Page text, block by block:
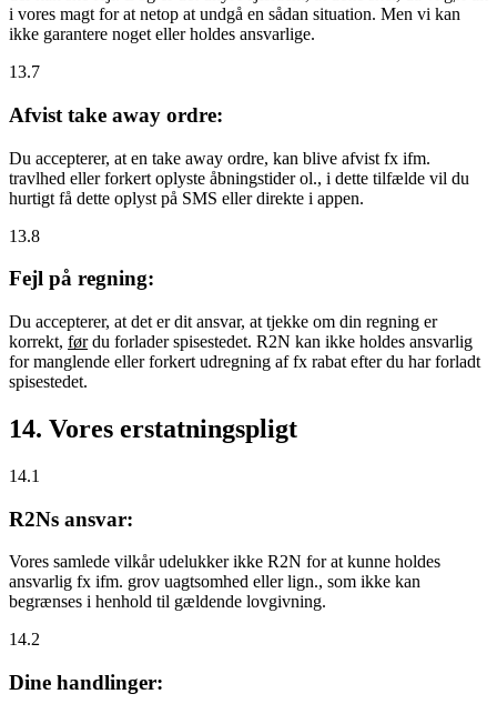
i vores magt for at netop at undgå en sådan situation. Men vi kan
ikke garantere noget eller holdes ansvarlige.
13.7
Afvist take away ordre:
Du accepterer, at en take away ordre, kan blive afvist fx ifm.
travlhed eller forkert oplyste åbningstider ol., i dette tilfælde vil du
hurtigt få dette oplyst på SMS eller direkte i appen.
13.8
Fejl på regning:
Du accepterer, at det er dit ansvar, at tjekke om din regning er
korrekt, førdu forlader spisestedet. R2N kan ikke holdes ansvarlig
for manglende eller forkert udregning af fx rabat efter du har forladt
spisestedet.
14. Vores erstatningspligt
14.1
R2Ns ansvar:
Vores samlede vilkår udelukker ikke R2N for at kunne holdes
ansvarlig fx ifm. grov uagtsomhed eller lign., som ikke kan
begrænses i henhold til gældende lovgivning.
14.2
Dine handlinger: